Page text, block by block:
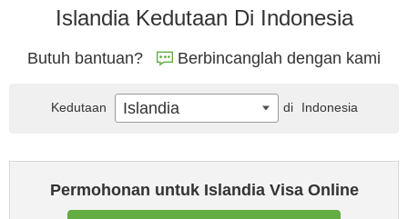
Islandia Kedutaan Di Indonesia
Butuh bantuan? Berbincanglah dengan kami
Permohonan untuk Islandia Visa Online
Kedutaan Islandia di Indonesia